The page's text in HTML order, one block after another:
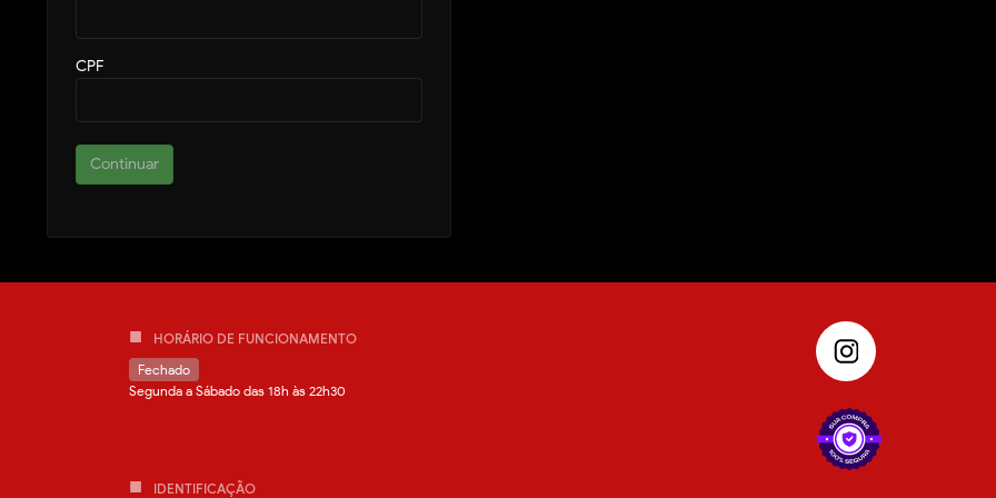
CPF
Continuar
HORÁRIO DE FUNCIONAMENTO
Fechado
Segunda a Sábado das 18h às 22h30
IDENTIFICAÇÃO